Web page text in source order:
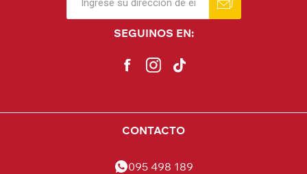
SEGUINOS EN:
CONTACTO
095 498 189